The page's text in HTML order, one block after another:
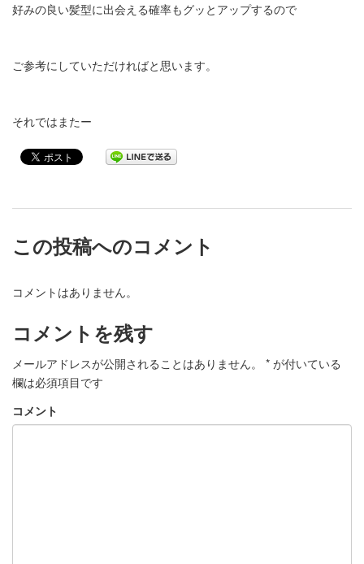
好みの良い髪型に出会える確率もグッとアップするので
ご参考にしていただければと思います。
それではまたー
この投稿へのコメント
コメントはありません。
コメントを残す
メールアドレスが公開されることはありません。 * が付いている
欄は必須項目です
コメント